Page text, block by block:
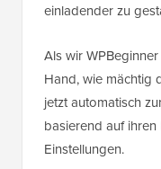
einladender zu
Als wir
Hand, wie mächtig
jetzt automatisch
basierend auf
Einstellungen.